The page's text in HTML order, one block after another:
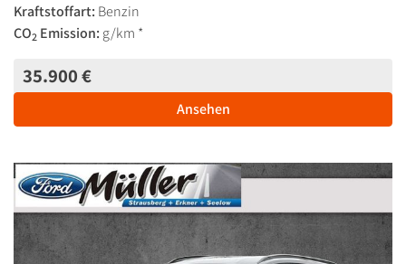
Kraftstoffart: Benzin
CO2 Emission: g/km *
35.900 €
Ansehen